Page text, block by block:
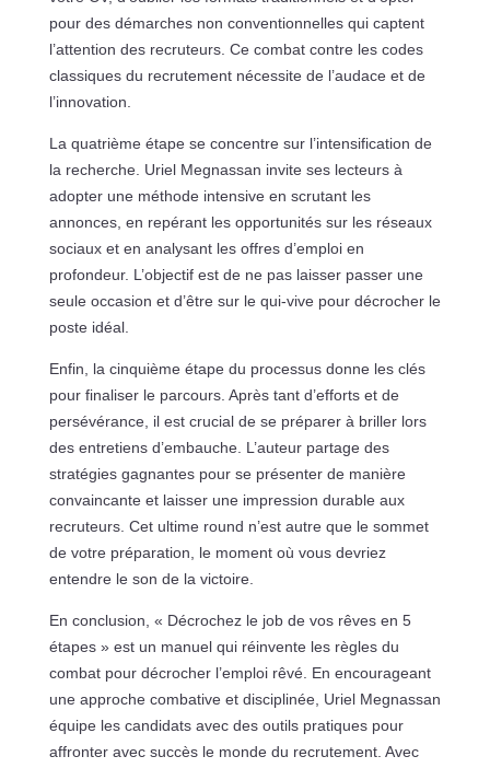
pour des démarches non conventionnelles qui captent
l’attention des recruteurs. Ce combat contre les codes
classiques du recrutement nécessite de l’audace et de
l’innovation.
La quatrième étape se concentre sur l’intensification de
la recherche. Uriel Megnassan invite ses lecteurs à
adopter une méthode intensive en scrutant les
annonces, en repérant les opportunités sur les réseaux
sociaux et en analysant les offres d’emploi en
profondeur. L’objectif est de ne pas laisser passer une
seule occasion et d’être sur le qui-vive pour décrocher le
poste idéal.
Enfin, la cinquième étape du processus donne les clés
pour finaliser le parcours. Après tant d’efforts et de
persévérance, il est crucial de se préparer à briller lors
des entretiens d’embauche. L’auteur partage des
stratégies gagnantes pour se présenter de manière
convaincante et laisser une impression durable aux
recruteurs. Cet ultime round n’est autre que le sommet
de votre préparation, le moment où vous devriez
entendre le son de la victoire.
En conclusion, « Décrochez le job de vos rêves en 5
étapes » est un manuel qui réinvente les règles du
combat pour décrocher l’emploi rêvé. En encourageant
une approche combative et disciplinée, Uriel Megnassan
équipe les candidats avec des outils pratiques pour
affronter avec succès le monde du recrutement. Avec